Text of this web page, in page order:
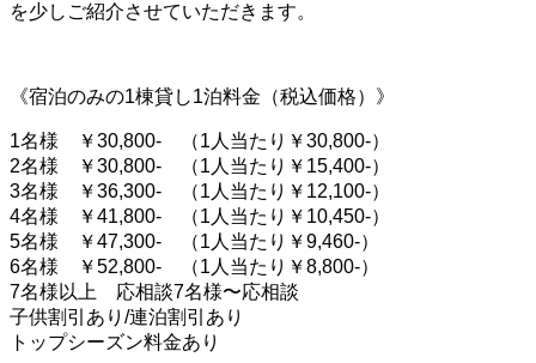
を少しご紹介させていただきます。
《宿泊のみの1棟貸し1泊料金（税込価格）》
1名様 ￥30,800- （1人当たり￥30,800-）
2名様 ￥30,800- （1人当たり￥15,400-）
3名様 ￥36,300- （1人当たり￥12,100-）
4名様 ￥41,800- （1人当たり￥10,450-）
5名様 ￥47,300- （1人当たり￥9,460-）
6名様 ￥52,800- （1人当たり￥8,800-）
7名様以上 応相談7名様〜応相談
子供割引あり/連泊割引あり
トップシーズン料金あり